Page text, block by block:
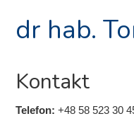
dr hab.
Kontakt
Telefon: +48 58 523 30